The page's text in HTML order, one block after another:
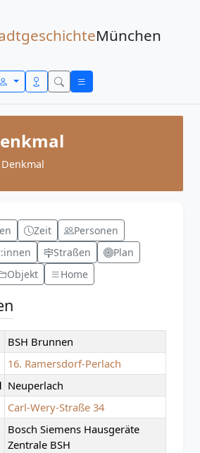
München
Zeit
Personen
Straßen
Plan
Objekt
Home
BSH Brunnen
16. Ramersdorf-Perlach
Neuperlach
Carl-Wery-Straße 34
Bosch Siemens Hausgeräte
Zentrale BSH